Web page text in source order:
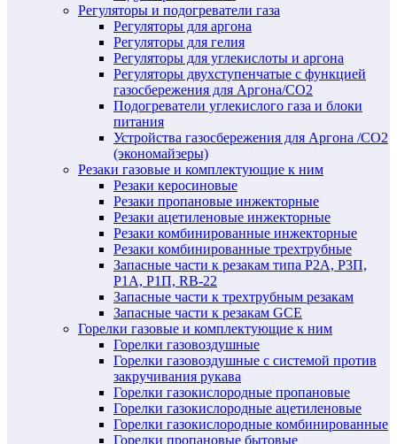
Регуляторы и подогреватели газа
Регуляторы для аргона
Регуляторы для гелия
Регуляторы для углекислоты и аргона
Регуляторы двухступенчатые c функцией
газосбережения для Аргона/СО2
Подогреватели углекислого газа и блоки
питания
Устройства газосбережения для Аргона /СО2
(экономайзеры)
Резаки газовые и комплектующие к ним
Резаки керосиновые
Резаки пропановые инжекторные
Резаки ацетиленовые инжекторные
Резаки комбинированные инжекторные
Резаки комбинированные трехтрубные
Запасные части к резакам типа Р2А, Р3П,
Р1А, Р1П, RB-22
Запасные части к трехтрубным резакам
Запасные части к резакам GCE
Горелки газовые и комплектующие к ним
Горелки газовоздушные
Горелки газовоздушные с системой против
закручивания рукава
Горелки газокислородные пропановые
Горелки газокислородные ацетиленовые
Горелки газокислородные комбинированные
Горелки пропановые бытовые